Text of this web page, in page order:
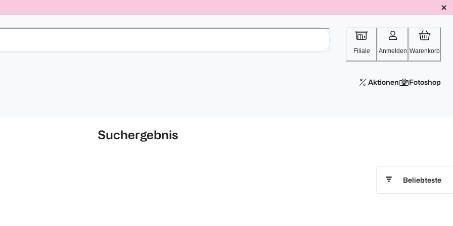
Filiale Anmelden Warenkorb
Aktionen Fotoshop
Suchergebnis
Beliebteste